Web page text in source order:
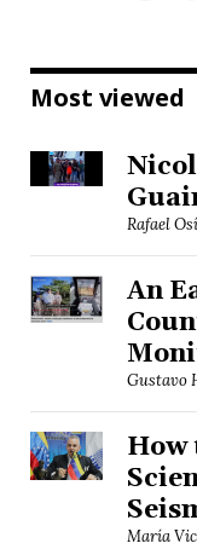
Most viewed
Rafael
An
Gustavo
How
María